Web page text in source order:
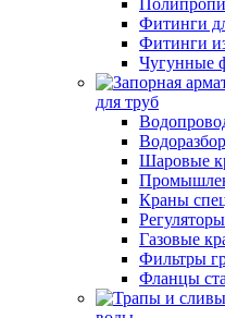
Фитинги
Фитинги
Чугунные
для труб
Шаровые
Краны
Газовые
Фильтры
Фланцы